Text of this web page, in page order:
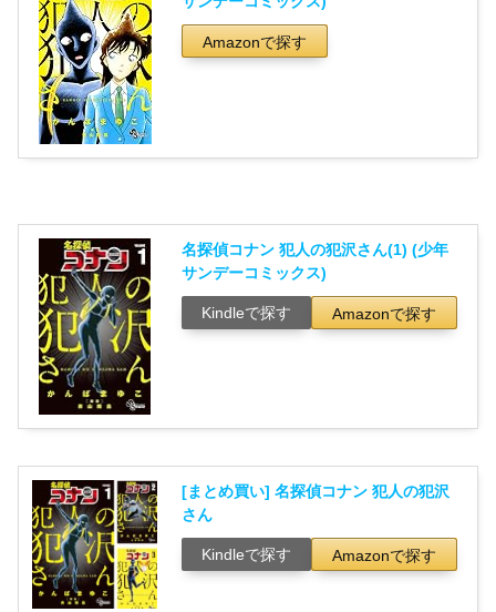
Amazonで探す
名探偵コナン 犯人の犯沢さん(1) (少年
サンデーコミックス)
Kindleで探す Amazonで探す
[まとめ買い] 名探偵コナン 犯人の犯沢
さん
Kindleで探す Amazonで探す